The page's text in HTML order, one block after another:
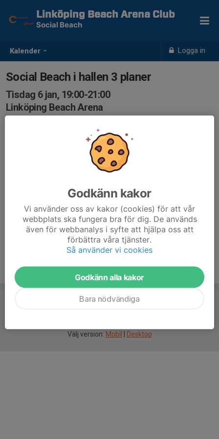
Kalender Logga in
Linköping Beach Arena Club
Social Beach
Social Beach i hallen 3 planer
Tisdag 6 jan, 19:00-21:00
Linköping Beach Arena
Välj version: Mobil Desktop
Godkänn kakor
Vi använder oss av kakor (cookies) för att vår
webbplats ska fungera bra för dig. De används
även för webbanalys i syfte att hjälpa oss att
förbättra våra tjänster.
Så använder vi cookies
Godkänn alla kakor
Bara nödvändiga